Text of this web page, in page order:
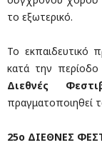
το εξωτερικό.
Το εκπαιδευτικό
κατά την
Διεθνές
πραγματοποιηθεί
25ο ΔΙΕΘΝΕΣ